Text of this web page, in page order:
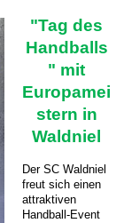
"Tag des
Handballs
" mit
Europamei
stern in
Waldniel
Der SC Waldniel
freut sich einen
attraktiven
Handball-Event